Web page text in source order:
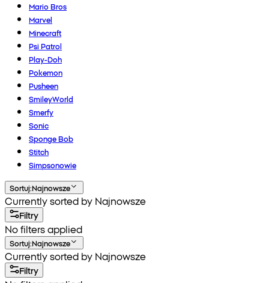
Mario Bros
Marvel
Minecraft
Psi Patrol
Play-Doh
Pokemon
Pusheen
SmileyWorld
Smerfy
Sonic
Sponge Bob
Stitch
Simpsonowie
Sortuj:Najnowsze
Currently sorted by Najnowsze
Filtry
No filters applied
Sortuj:Najnowsze
Currently sorted by Najnowsze
Filtry